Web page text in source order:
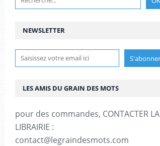
NEWSLETTER
LES AMIS DU GRAIN DES MOTS
pour des commandes, CONTACTER LA
LIBRAIRIE :
contact@legraindesmots.com